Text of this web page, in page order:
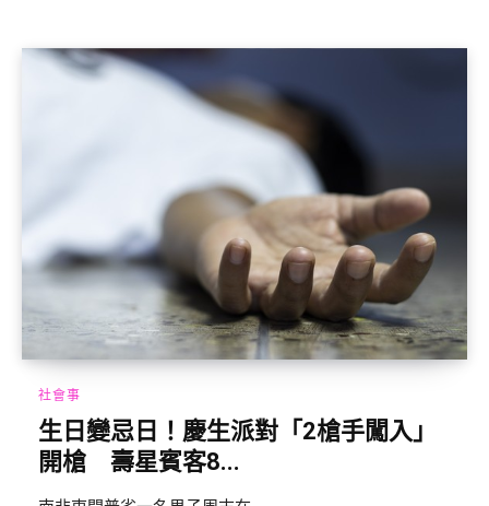
社會事
生日變忌日！慶生派對「2槍手闖入」
開槍 壽星賓客8...